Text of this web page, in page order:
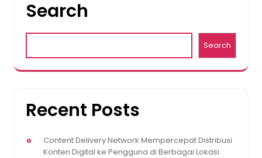
Search
Search
Recent Posts
Content Delivery Network Mempercepat Distribusi
Konten Digital ke Pengguna di Berbagai Lokasi